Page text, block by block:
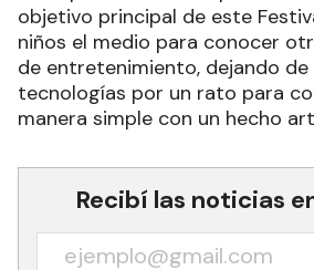
objetivo principal de este
niños el medio para conocer
de entretenimiento, dejando de
tecnologías por un rato para
manera simple con un hecho
Recibí las noticias